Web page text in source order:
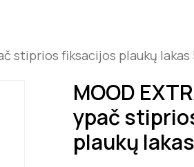
stiprios fiksacijos plaukų
MOOD
ypač
plaukų